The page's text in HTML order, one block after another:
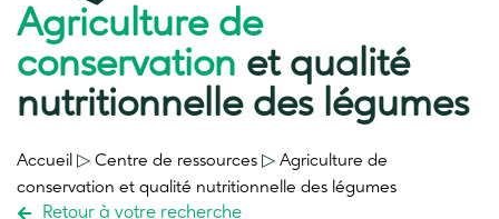
Agriculture de
conservation et qualité
nutritionnelle des légumes
Accueil ▷ Centre de ressources ▷ Agriculture de
conservation et qualité nutritionnelle des légumes
Retour à votre recherche